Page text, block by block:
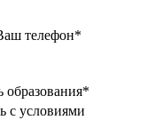
телефон*
*
с условиями